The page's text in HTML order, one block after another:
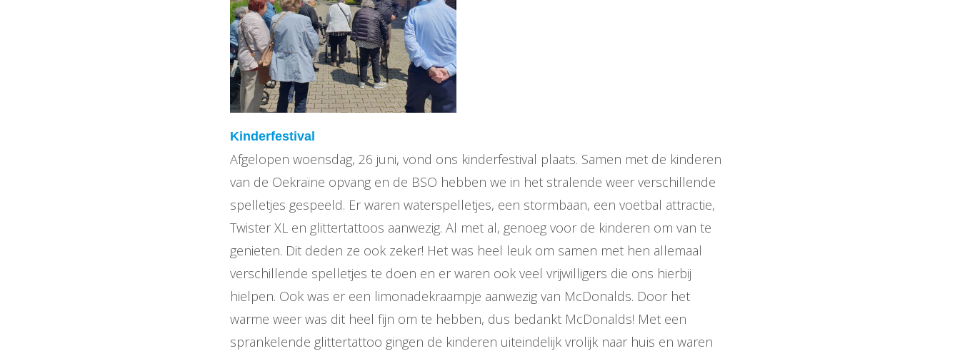
Kinderfestival
Afgelopen woensdag, 26 juni, vond ons kinderfestival plaats. Samen met de kinderen
van de Oekraïne opvang en de BSO hebben we in het stralende weer verschillende
spelletjes gespeeld. Er waren waterspelletjes, een stormbaan, een voetbal attractie,
Twister XL en glittertattoos aanwezig. Al met al, genoeg voor de kinderen om van te
genieten. Dit deden ze ook zeker! Het was heel leuk om samen met hen allemaal
verschillende spelletjes te doen en er waren ook veel vrijwilligers die ons hierbij
hielpen. Ook was er een limonadekraampje aanwezig van McDonalds. Door het
warme weer was dit heel fijn om te hebben, dus bedankt McDonalds! Met een
sprankelende glittertattoo gingen de kinderen uiteindelijk vrolijk naar huis en waren